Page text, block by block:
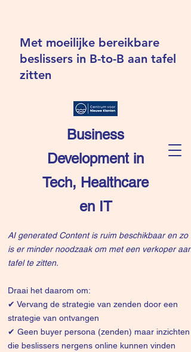
Business
Development in
Tech, Healthcare
en IT
Met moeilijke bereikbare
beslissers in B-to-B aan tafel
zitten
AI generated Content is ruim beschikbaar en zo
is er minder noodzaak om met een verkoper aan
tafel te zitten.
Draai het daarom om:
✔ Vervang de strategie van zenden door een
strategie van ontvangen
✔ Geen buyer persona (zenden) maar inzichten
die beslissers nergens online kunnen vinden